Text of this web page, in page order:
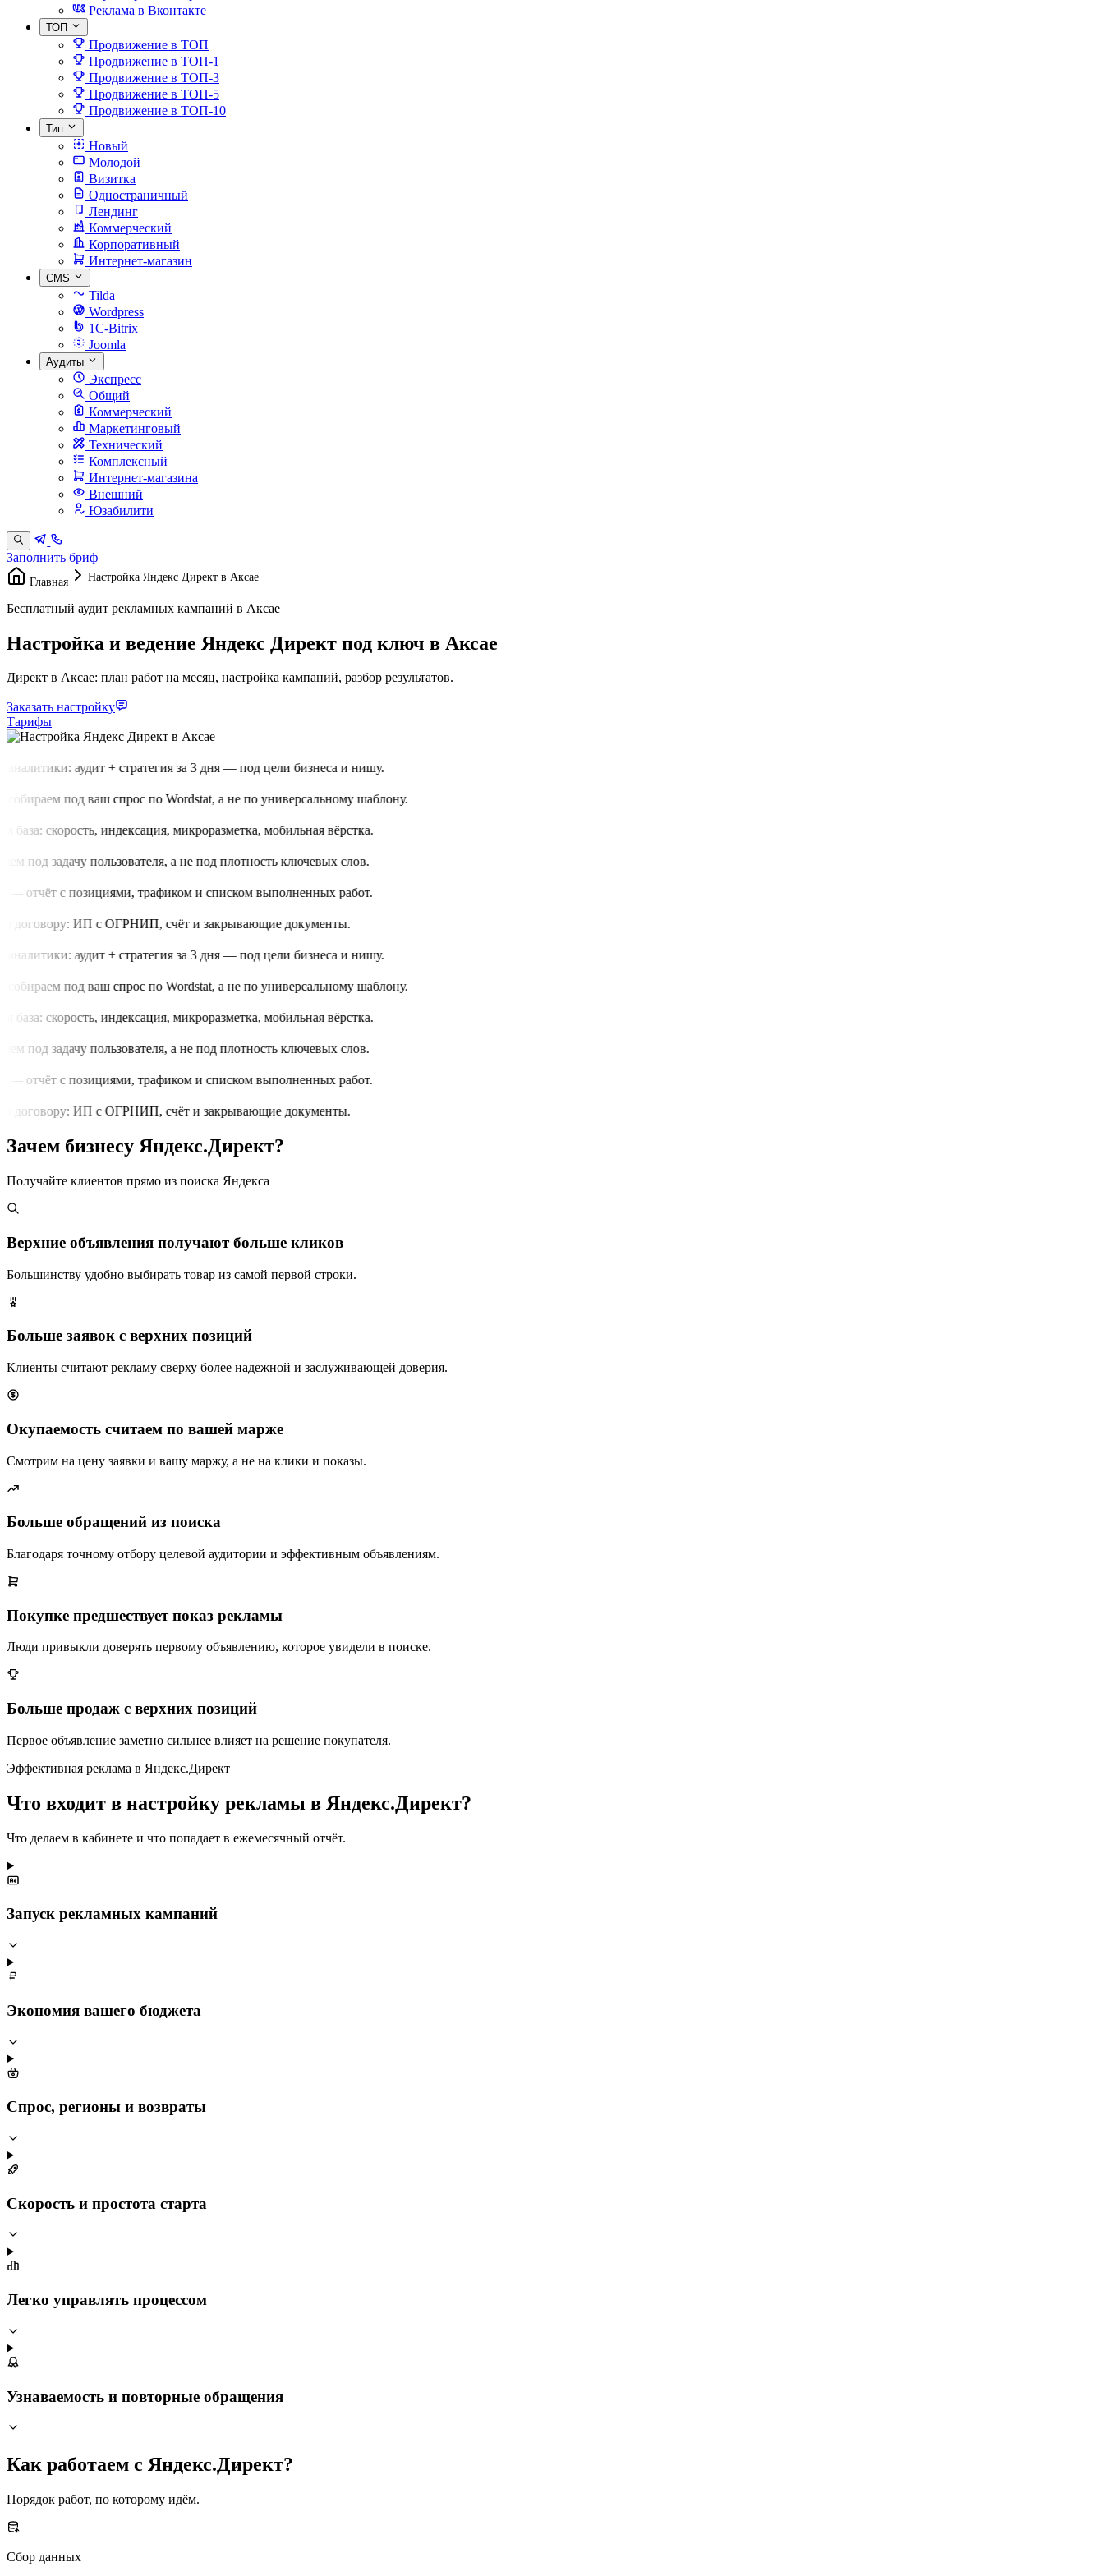
Реклама в Вконтакте
ТОП
Продвижение в ТОП
Продвижение в ТОП-1
Продвижение в ТОП-3
Продвижение в ТОП-5
Продвижение в ТОП-10
Тип
Новый
Молодой
Визитка
Одностраничный
Лендинг
Коммерческий
Корпоративный
Интернет-магазин
CMS
Tilda
Wordpress
1C-Bitrix
Joomla
Аудиты
Экспресс
Общий
Коммерческий
Маркетинговый
Технический
Комплексный
Интернет-магазина
Внешний
Юзабилити
Заполнить бриф
Главная Настройка Яндекс Директ в Аксае
Бесплатный аудит рекламных кампаний в Аксае
Настройка и ведение Яндекс Директ под ключ в Аксае
Директ в Аксае: план работ на месяц, настройка кампаний, разбор результатов.
Заказать настройку
Тарифы
аудит + стратегия за 3 дня — под цели бизнеса и нишу.
под ваш спрос по Wordstat, а не по универсальному шаблону.
база: скорость, индексация, микроразметка, мобильная вёрстка.
под задачу пользователя, а не под плотность ключевых слов.
отчёт с позициями, трафиком и списком выполненных работ.
договору: ИП с ОГРНИП, счёт и закрывающие документы.
аудит + стратегия за 3 дня — под цели бизнеса и нишу.
под ваш спрос по Wordstat, а не по универсальному шаблону.
база: скорость, индексация, микроразметка, мобильная вёрстка.
под задачу пользователя, а не под плотность ключевых слов.
отчёт с позициями, трафиком и списком выполненных работ.
договору: ИП с ОГРНИП, счёт и закрывающие документы.
Зачем бизнесу Яндекс.Директ?
Получайте клиентов прямо из поиска Яндекса
Верхние объявления получают больше кликов
Большинству удобно выбирать товар из самой первой строки.
Больше заявок с верхних позиций
Клиенты считают рекламу сверху более надежной и заслуживающей доверия.
Окупаемость считаем по вашей марже
Смотрим на цену заявки и вашу маржу, а не на клики и показы.
Больше обращений из поиска
Благодаря точному отбору целевой аудитории и эффективным объявлениям.
Покупке предшествует показ рекламы
Люди привыкли доверять первому объявлению, которое увидели в поиске.
Больше продаж с верхних позиций
Первое объявление заметно сильнее влияет на решение покупателя.
Эффективная реклама в Яндекс.Директ
Что входит в настройку рекламы в Яндекс.Директ?
Что делаем в кабинете и что попадает в ежемесячный отчёт.
Запуск рекламных кампаний
Экономия вашего бюджета
Спрос, регионы и возвраты
Скорость и простота старта
Легко управлять процессом
Узнаваемость и повторные обращения
Как работаем с Яндекс.Директ?
Порядок работ, по которому идём.
Сбор данных